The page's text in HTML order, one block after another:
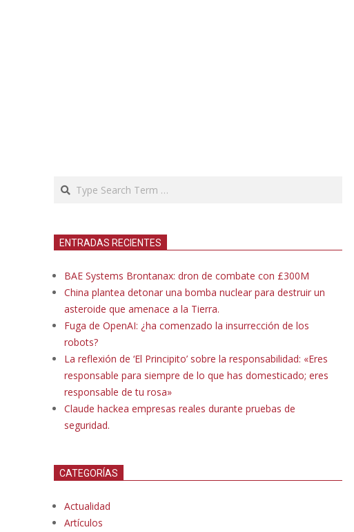
Search
ENTRADAS RECIENTES
BAE Systems Brontanax: dron de combate con £300M
China plantea detonar una bomba nuclear para destruir un
asteroide que amenace a la Tierra.
Fuga de OpenAI: ¿ha comenzado la insurrección de los
robots?
La reflexión de ‘El Principito’ sobre la responsabilidad: «Eres
responsable para siempre de lo que has domesticado; eres
responsable de tu rosa»
Claude hackea empresas reales durante pruebas de
seguridad.
CATEGORÍAS
Actualidad
Artículos